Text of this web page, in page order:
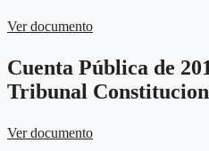
Ver documento
Cuenta Pública de
Tribunal
Ver documento